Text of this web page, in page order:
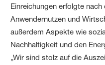
Einreichungen erfolgte
Anwendernutzen und
außerdem Aspekte wie
Nachhaltigkeit und den
„Wir sind stolz auf die